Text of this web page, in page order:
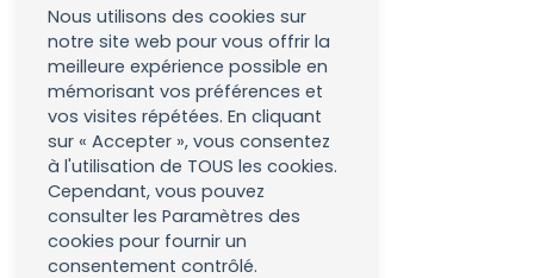
Nous utilisons des cookies sur
notre site web pour vous offrir la
meilleure expérience possible en
mémorisant vos préférences et
vos visites répétées. En cliquant
sur « Accepter », vous consentez
à l'utilisation de TOUS les cookies.
Cependant, vous pouvez
consulter les Paramètres des
cookies pour fournir un
consentement contrôlé.